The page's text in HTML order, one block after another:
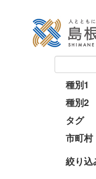
種別1
種別2
タグ
市町村
絞り込